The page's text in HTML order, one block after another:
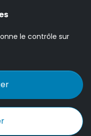
le contrôle sur